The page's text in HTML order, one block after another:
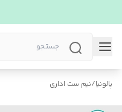
پالونیا/نیم ست اداری